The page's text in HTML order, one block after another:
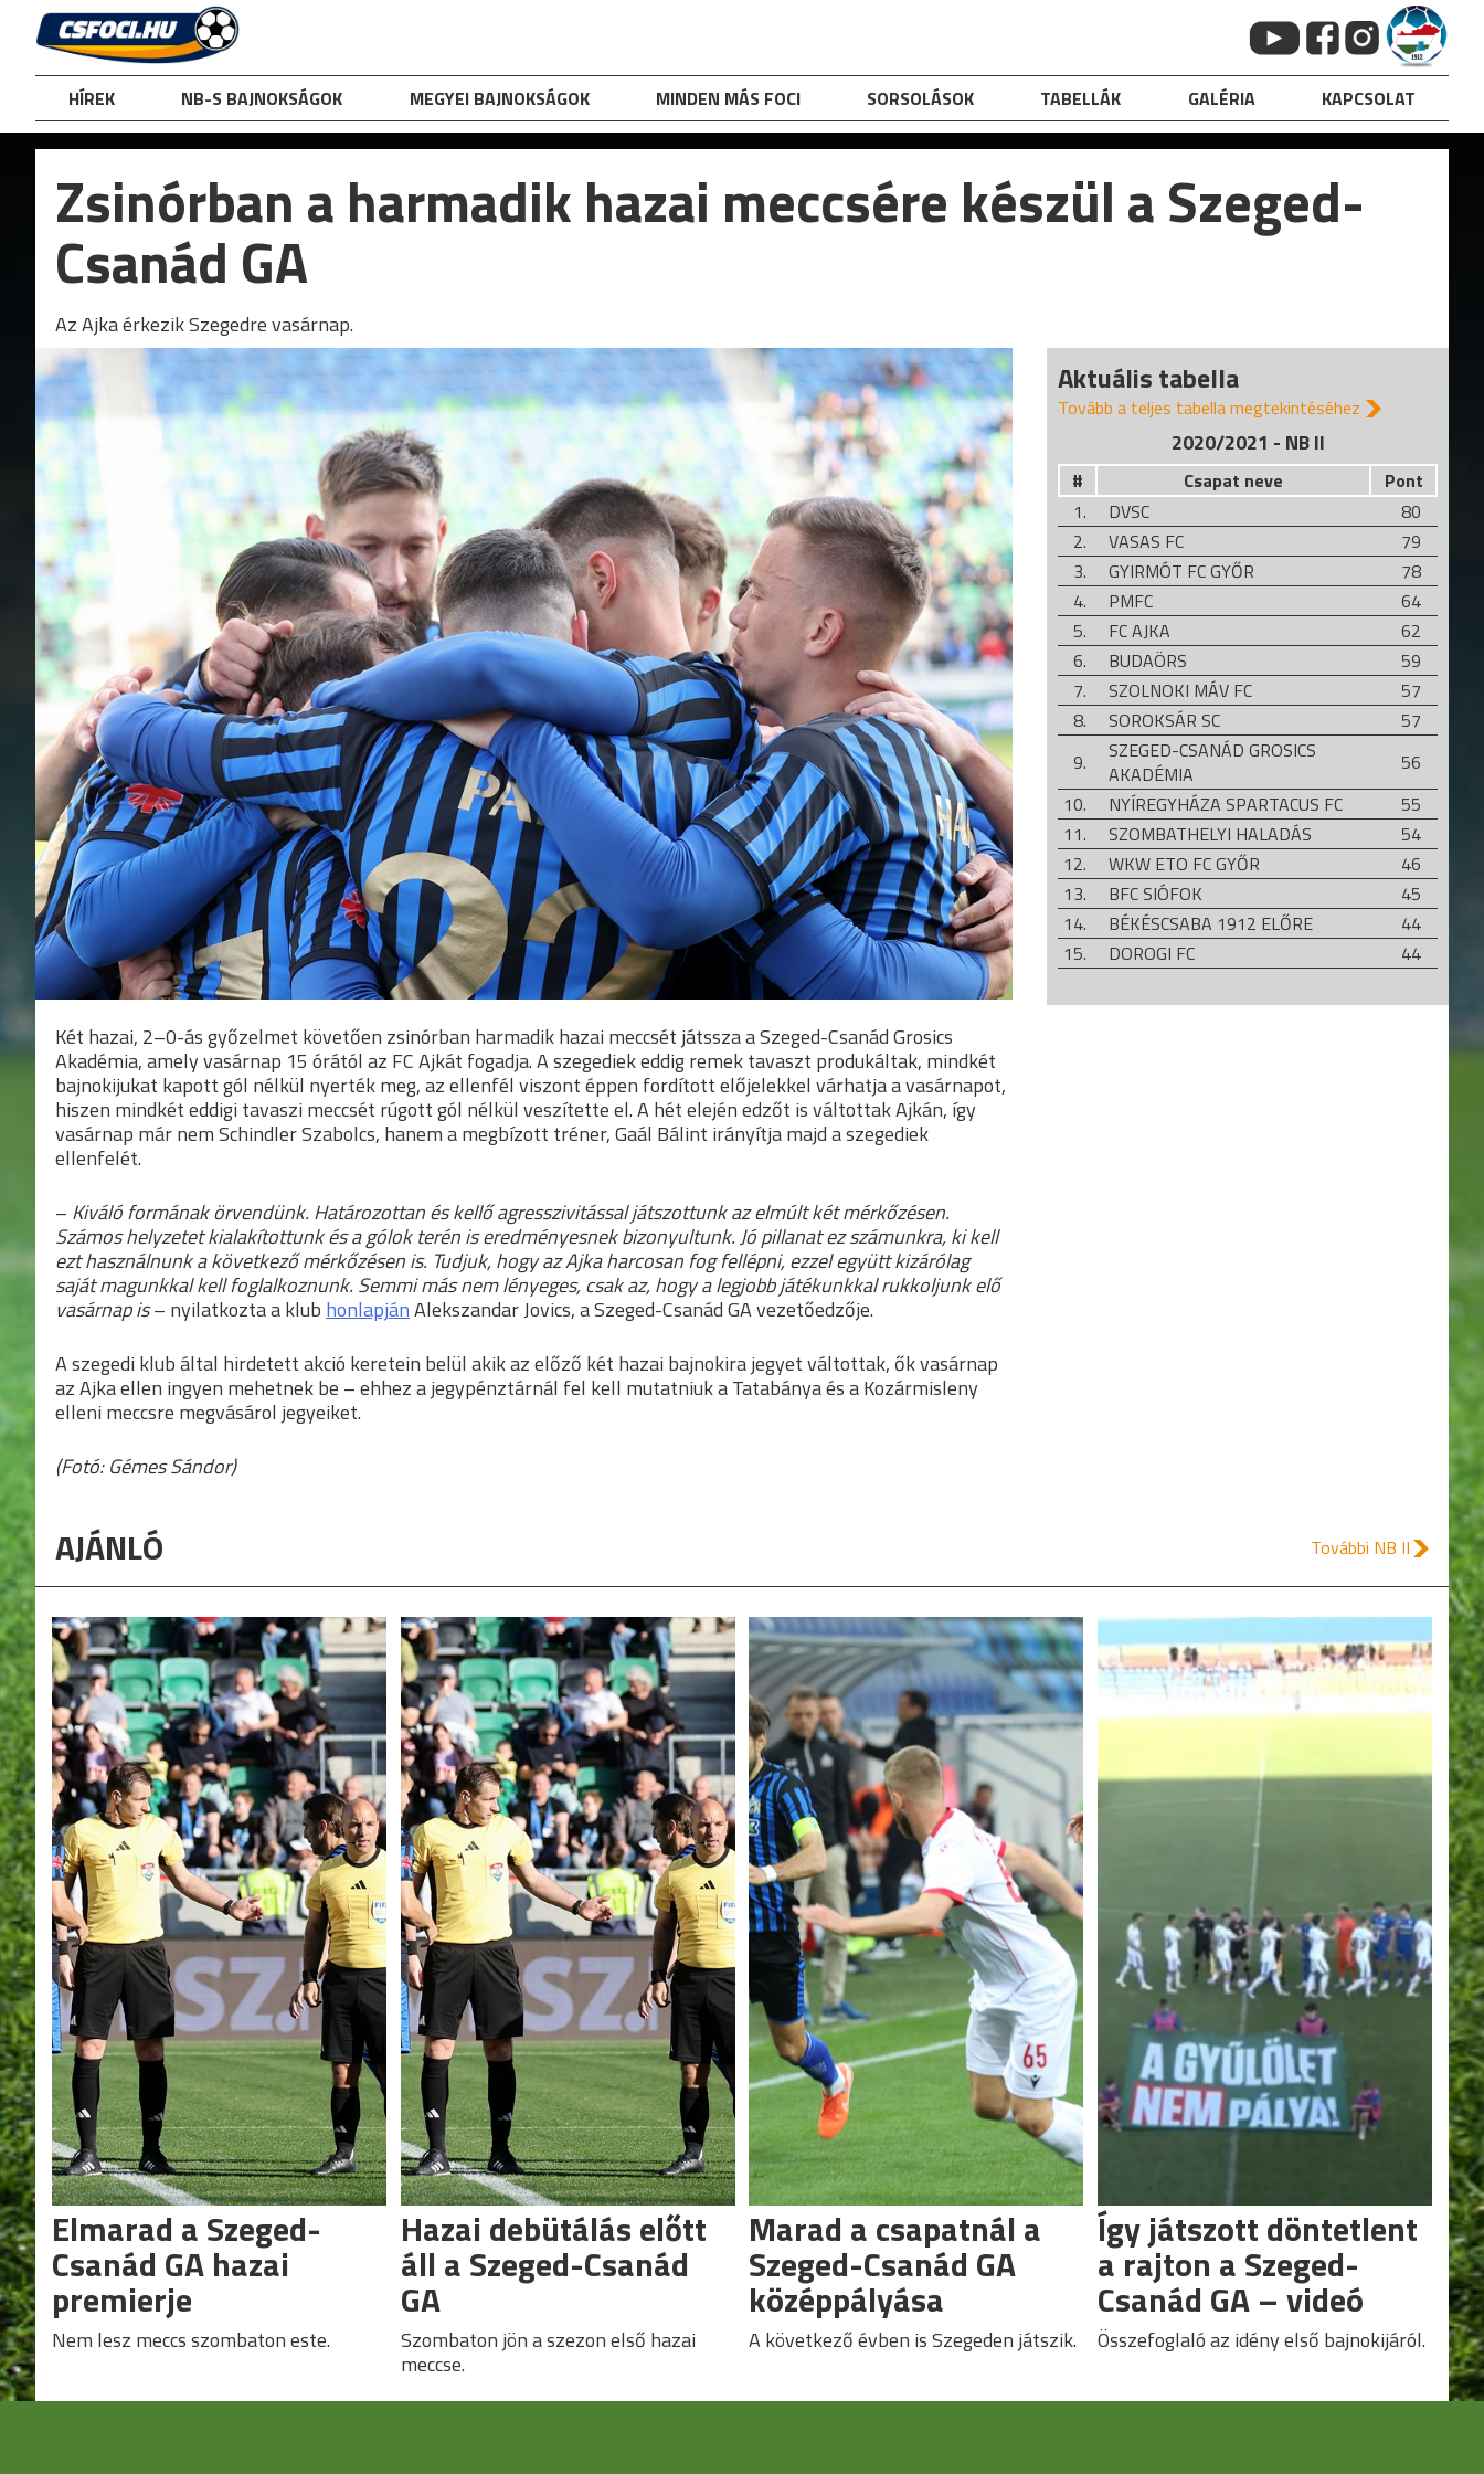
content
HÍREK NB-S BAJNOKSÁGOK MEGYEI BAJNOKSÁGOK MINDEN MÁS FOCI SORSOLÁSOK TABELLÁK GALÉRIA KAPCSOLAT
Zsinórban a harmadik hazai meccsére készül a Szeged-
Csanád GA
Az Ajka érkezik Szegedre vasárnap.
Két hazai, 2–0-ás győzelmet követően zsinórban harmadik hazai meccsét játssza a Szeged-Csanád Grosics
Akadémia, amely vasárnap 15 órától az FC Ajkát fogadja. A szegediek eddig remek tavaszt produkáltak, mindkét
bajnokijukat kapott gól nélkül nyerték meg, az ellenfél viszont éppen fordított előjelekkel várhatja a vasárnapot,
hiszen mindkét eddigi tavaszi meccsét rúgott gól nélkül veszítette el. A hét elején edzőt is váltottak Ajkán, így
vasárnap már nem Schindler Szabolcs, hanem a megbízott tréner, Gaál Bálint irányítja majd a szegediek
ellenfelét.
– Kiváló formának örvendünk. Határozottan és kellő agresszivitással játszottunk az elmúlt két mérkőzésen.
Számos helyzetet kialakítottunk és a gólok terén is eredményesnek bizonyultunk. Jó pillanat ez számunkra, ki kell
ezt használnunk a következő mérkőzésen is. Tudjuk, hogy az Ajka harcosan fog fellépni, ezzel együtt kizárólag
saját magunkkal kell foglalkoznunk. Semmi más nem lényeges, csak az, hogy a legjobb játékunkkal rukkoljunk elő
vasárnap is– nyilatkozta a klub honlapjánAlekszandar Jovics, a Szeged-Csanád GA vezetőedzője.
A szegedi klub által hirdetett akció keretein belül akik az előző két hazai bajnokira jegyet váltottak, ők vasárnap
az Ajka ellen ingyen mehetnek be – ehhez a jegypénztárnál fel kell mutatniuk a Tatabánya és a Kozármisleny
elleni meccsre megvásárol jegyeiket.
(Fotó: Gémes Sándor)
Aktuális tabella
Tovább a teljes tabella megtekintéséhez
2020/2021 - NB II
# Csapat neve
Pont
1.
DVSC
80
2.
VASAS FC
79
3.
GYIRMÓT FC GYŐR
78
4.
PMFC
64
5.
FC AJKA
62
6.
BUDAÖRS
59
7.
SZOLNOKI MÁV FC
57
8.
SOROKSÁR SC
57
9.
SZEGED-CSANÁD GROSICS
AKADÉMIA
56
10.
NYÍREGYHÁZA SPARTACUS FC
55
11.
SZOMBATHELYI HALADÁS
54
12.
WKW ETO FC GYŐR
46
13.
BFC SIÓFOK
45
14.
BÉKÉSCSABA 1912 ELŐRE
44
15.
DOROGI FC
44
17.
AQVITAL FC CSÁKVÁR
38
AJÁNLÓ További NB II
Elmarad a Szeged-
Csanád GA hazai
premierje
Nem lesz meccs szombaton este.
Hazai debütálás előtt
áll a Szeged-Csanád
GA
Szombaton jön a szezon első hazai
meccse.
Marad a csapatnál a
Szeged-Csanád GA
középpályása
A következő évben is Szegeden játszik.
Így játszott döntetlent
a rajton a Szeged-
Csanád GA – videó
Összefoglaló az idény első bajnokijáról.